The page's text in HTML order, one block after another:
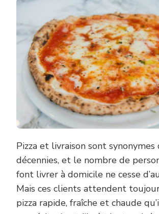
Pizza et livraison sont synonymes
décennies, et le nombre de
font livrer à domicile ne cesse
Mais ces clients attendent
pizza rapide, fraîche et chaude